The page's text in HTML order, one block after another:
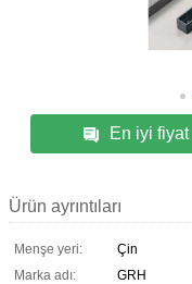
En iyi fiyat
Ürün ayrıntıları
Menşe yeri:
Çin
Marka adı:
GRH